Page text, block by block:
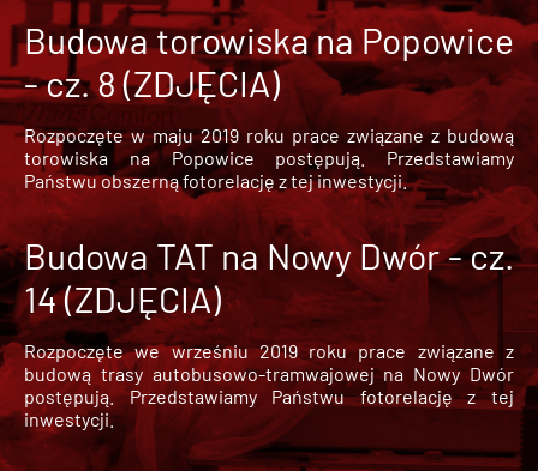
Budowa torowiska na Popowice
- cz. 8 (ZDJĘCIA)
Rozpoczęte w maju 2019 roku prace związane z budową
torowiska na Popowice
postępują. Przedstawiamy
Państwu obszerną fotorelację z tej inwestycji.
Budowa TAT na Nowy Dwór - cz.
14 (ZDJĘCIA)
Rozpoczęte we wrześniu 2019 roku prace związane z
budową trasy autobusowo-tramwajowej na Nowy Dwór
postępują. Przedstawiamy Państwu fotorelację z tej
inwestycji.